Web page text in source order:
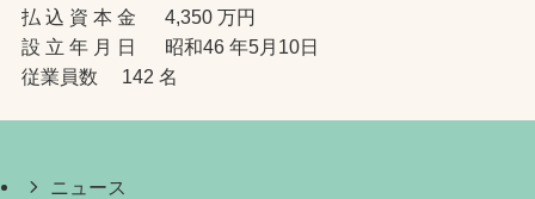
払 込 資 本 金 4,350 万円
設 立 年 月 日 昭和46 年5月10日
従業員数 142 名
ニュース